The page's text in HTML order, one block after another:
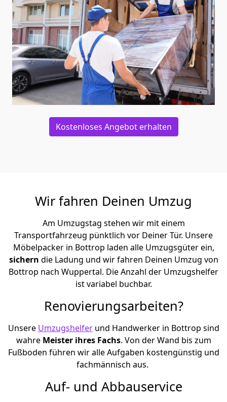
Kostenloses Angebot erhalten
Wir fahren Deinen Umzug
Am Umzugstag stehen wir mit einem
Transportfahrzeug pünktlich vor Deiner Tür. Unsere
Möbelpacker in Bottrop laden alle Umzugsgüter ein,
sichern die Ladung und wir fahren Deinen Umzug von
Bottrop nach Wuppertal. Die Anzahl der Umzugshelfer
ist variabel buchbar.
Renovierungsarbeiten?
Unsere Umzugshelferund Handwerker in Bottrop sind
wahre Meister ihres Fachs. Von der Wand bis zum
Fußboden führen wir alle Aufgaben kostengünstig und
fachmännisch aus.
Auf- und Abbauservice